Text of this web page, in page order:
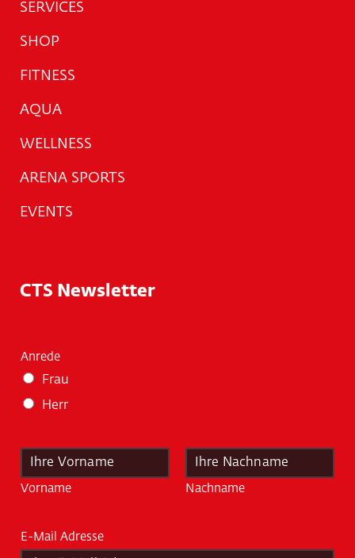
SERVICES
SHOP
FITNESS
AQUA
WELLNESS
ARENA SPORTS
EVENTS
CTS Newsletter
Anrede
Frau
Herr
m
Vorname Nachname
E-Mail Adresse